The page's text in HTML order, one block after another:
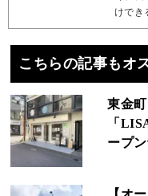
けでき
こちらの記事もオ
東金
「
ープ